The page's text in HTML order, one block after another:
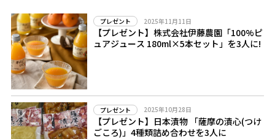
プレゼント 2025年11月11日
【プレゼント】株式会社伊藤農園「100%ピ
ュアジュース 180ml×5本セット」を3人に!
プレゼント 2025年10月28日
【プレゼント】日本漬物 「薩摩の漬心(つけ
ごころ)」4種類詰め合わせを3人に